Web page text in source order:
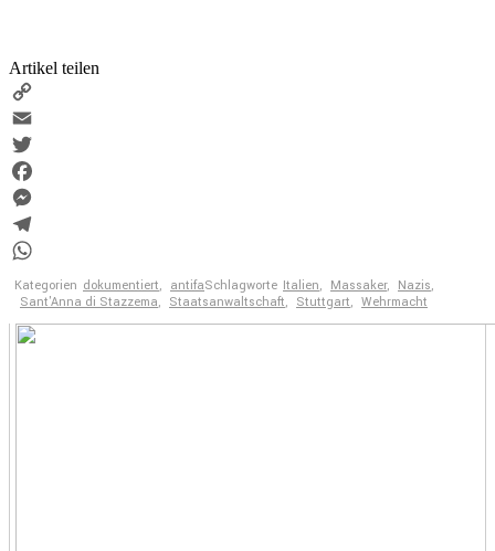
Artikel teilen
Copy
Link
Email
Twitter
Facebook
Messenger
Telegram
WhatsApp
Kategorien dokumentiert, antifaSchlagworte Italien, Massaker, Nazis,
Sant'Anna di Stazzema, Staatsanwaltschaft, Stuttgart, Wehrmacht